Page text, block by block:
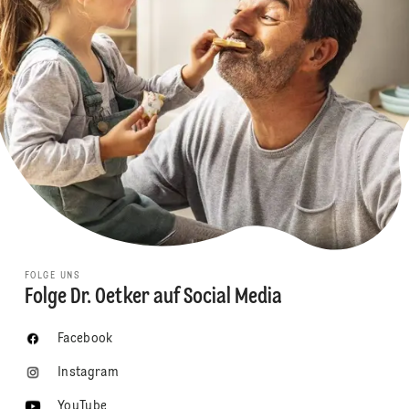
FOLGE UNS
Folge Dr. Oetker auf Social Media
Facebook
Instagram